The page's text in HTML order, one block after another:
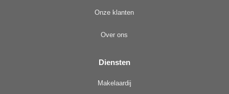
Onze klanten
Over ons
Diensten
Makelaardij